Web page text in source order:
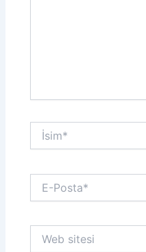
İsim*
Posta*
sitesi